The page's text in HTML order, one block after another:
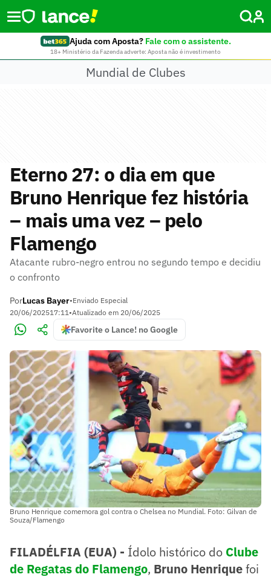
Ajuda com Aposta? Fale com o assistente.
18+ Ministério da Fazenda adverte: Aposta não é investimento
Mundial de Clubes
Eterno 27: o dia em que
Bruno Henrique fez história
– mais uma vez – pelo
Flamengo
Atacante rubro-negro entrou no segundo tempo e decidiu
o confronto
PorLucas Bayer•Enviado Especial
20/06/202517:11•Atualizado em 20/06/2025
Favorite o Lance! no Google
Bruno Henrique comemora gol contra o Chelsea no Mundial. Foto: Gilvan de
Souza/Flamengo
FILADÉLFIA (EUA) - Ídolo histórico do Clube
de Regatas do Flamengo, Bruno Henriquefoi